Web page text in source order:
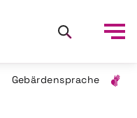
Gebärdensprache